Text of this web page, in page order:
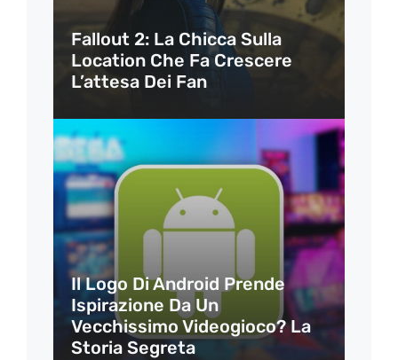
Fallout 2: La Chicca Sulla
Location Che Fa Crescere
L’attesa Dei Fan
Il Logo Di Android Prende
Ispirazione Da Un
Vecchissimo Videogioco? La
Storia Segreta